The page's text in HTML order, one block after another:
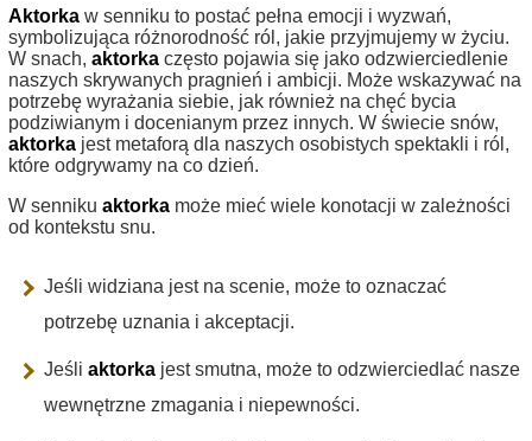
Aktorka w senniku to postać pełna emocji i wyzwań,
symbolizująca różnorodność ról, jakie przyjmujemy w życiu.
W snach, aktorka często pojawia się jako odzwierciedlenie
naszych skrywanych pragnień i ambicji. Może wskazywać na
potrzebę wyrażania siebie, jak również na chęć bycia
podziwianym i docenianym przez innych. W świecie snów,
aktorka jest metaforą dla naszych osobistych spektakli i ról,
które odgrywamy na co dzień.
W senniku aktorka może mieć wiele konotacji w zależności
od kontekstu snu.
Jeśli widziana jest na scenie, może to oznaczać
potrzebę uznania i akceptacji.
Jeśli aktorka jest smutna, może to odzwierciedlać nasze
wewnętrzne zmagania i niepewności.